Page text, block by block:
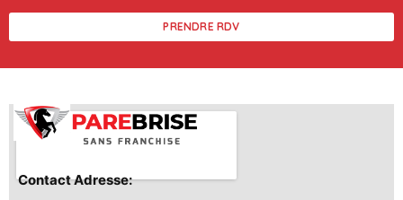
PRENDRE RDV
Contact Adresse: